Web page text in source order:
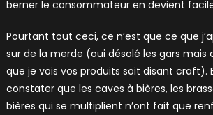
berner le consommateur en devient
Pourtant tout ceci, ce n’est que ce que
sur de la merde (oui désolé les gars mais
que je vois vos produits soit disant craft).
constater que les caves à bières, les
bières qui se multiplient n’ont fait que